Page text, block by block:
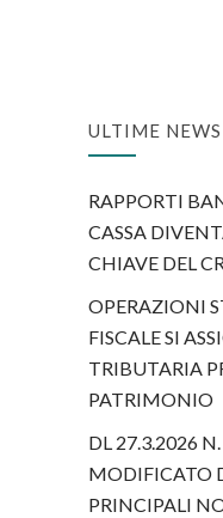
ULTIME NEWS
RAPPORTI
CASSA
CHIAVE DEL
OPERAZIONI
FISCALE SI
TRIBUTARIA
PATRIMONIO
DL 27.3.2026 N.
MODIFICATO
PRINCIPALI